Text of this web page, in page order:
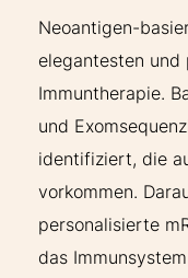
Neoantigen-
elegantesten und
Immuntherapie.
und
identifiziert, die
vorkommen.
personalisierte
das